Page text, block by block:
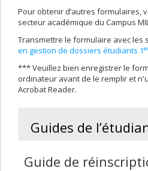
Pour obtenir d’autres formulaires,
secteur académique du Campus
Transmettre le formulaire avec les
en gestion de dossiers étudiants 1
*** Veuillez bien enregistrer le
ordinateur avant de le remplir et
Acrobat Reader.
Guides de
Guide de